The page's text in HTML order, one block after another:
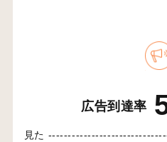
広告到達率
見た